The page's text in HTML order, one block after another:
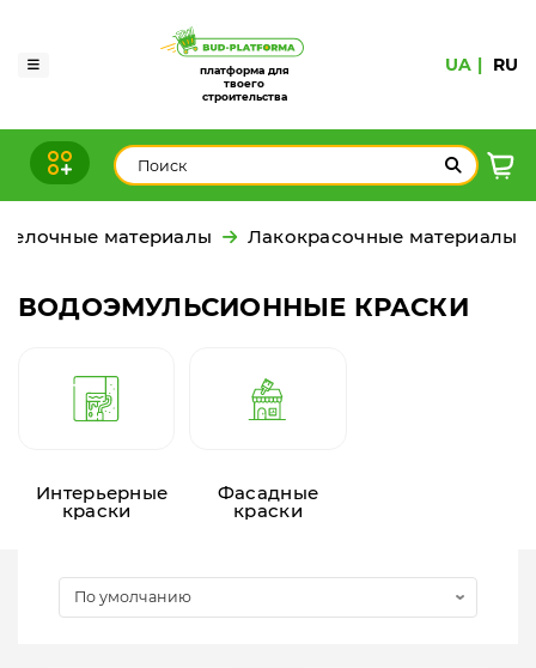
платформа для
твоего
строительства
UA RU
материалы Лакокрасочные материалы
ВОДОЭМУЛЬСИОННЫЕ КРАСКИ
Интерьерные
краски
Фасадные
краски